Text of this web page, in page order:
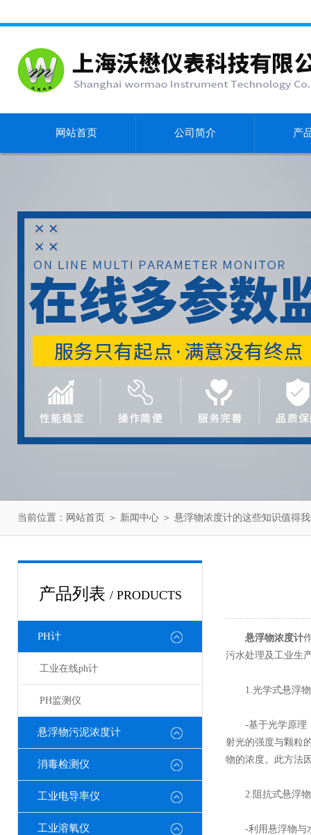
网站首页 公司简介 产
当前位置： 网站首页 ＞ 新闻中心 ＞ 悬浮物浓度计的这些知识值得
产品列表 / PRODUCTS
PH计
工业在线ph计
PH监测仪
悬浮物污泥浓度计
消毒检测仪
工业电导率仪
工业溶氧仪
悬浮物浓度计
污水处理及工业生
1.光学式悬浮物
-基于光学原理，
射光的强度与颗粒
物的浓度。此方法
2.阻抗式悬浮物
-利用悬浮物与水